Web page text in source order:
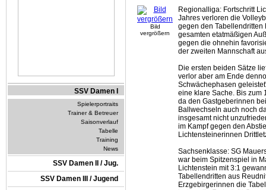
SSV Damen I
Spielerportraits
Trainer & Betreuer
Saisonverlauf
Tabelle
Training
News
SSV Damen II / Jug.
SSV Damen III / Jugend
Bild
vergrößern
Regionalliga: Fortschritt
Jahres verloren die
gegen den Tabellendritten
gesamten etatmäßigen
gegen die ohnehin
der zweiten Mannschaft
Die ersten beiden Sätze
verlor aber am Ende
Schwächephasen
eine klare Sache. Bis zum
da den Gastgeberinnen
Ballwechseln auch noch
insgesamt nicht
im Kampf gegen den
Lichtensteinerinnen
Sachsenklasse: SG
war beim Spitzenspiel in
Lichtenstein mit 3:1
Tabellendritten aus
Erzgebirgerinnen die